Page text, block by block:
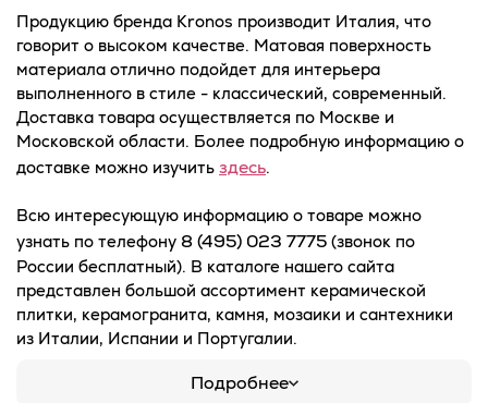
Продукцию бренда Kronos производит Италия, что
говорит о высоком качестве. Матовая поверхность
материала отлично подойдет для интерьера
выполненного в стиле - классический, современный.
Доставка товара осуществляется по Москве и
Московской области. Более подробную информацию о
доставке можно изучить здесь.
Всю интересующую информацию о товаре можно
узнать по телефону 8 (495) 023 7775 (звонок по
России бесплатный). В каталоге нашего сайта
представлен большой ассортимент керамической
плитки, керамогранита, камня, мозаики и сантехники
из Италии, Испании и Португалии.
Подробнее